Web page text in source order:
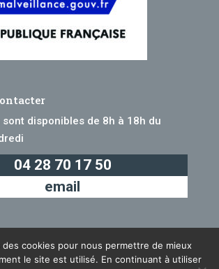
sont disponibles de 8h à 18h du
04 28 70 17 50
email
des cookies pour nous permettre de mieux
le site est utilisé. En continuant à utiliser